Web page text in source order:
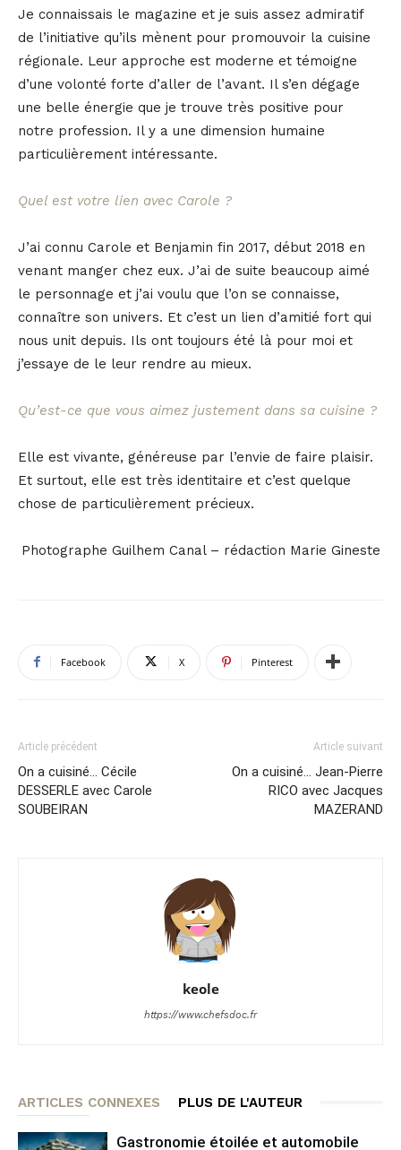
Je connaissais le magazine et je suis assez admiratif
de l’initiative qu’ils mènent pour promouvoir la cuisine
régionale. Leur approche est moderne et témoigne
d’une volonté forte d’aller de l’avant. Il s’en dégage
une belle énergie que je trouve très positive pour
notre profession. Il y a une dimension humaine
particulièrement intéressante.
Quel est votre lien avec Carole ?
J’ai connu Carole et Benjamin fin 2017, début 2018 en
venant manger chez eux. J’ai de suite beaucoup aimé
le personnage et j’ai voulu que l’on se connaisse,
connaître son univers. Et c’est un lien d’amitié fort qui
nous unit depuis. Ils ont toujours été là pour moi et
j’essaye de le leur rendre au mieux.
Qu’est-ce que vous aimez justement dans sa cuisine ?
Elle est vivante, généreuse par l’envie de faire plaisir.
Et surtout, elle est très identitaire et c’est quelque
chose de particulièrement précieux.
Photographe Guilhem Canal – rédaction Marie Gineste
Facebook X Pinterest
Article précédent
On a cuisiné… Cécile
DESSERLE avec Carole
SOUBEIRAN
Article suivant
On a cuisiné… Jean-Pierre
RICO avec Jacques
MAZERAND
keole
https://www.chefsdoc.fr
ARTICLES CONNEXES PLUS DE L'AUTEUR
Gastronomie étoilée et automobile